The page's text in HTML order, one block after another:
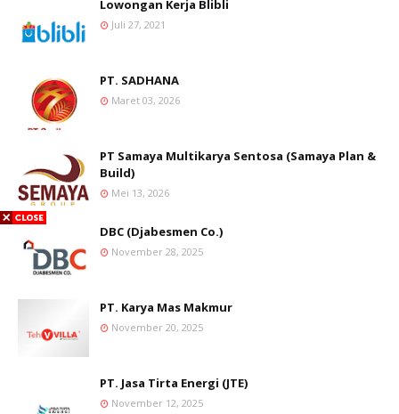
Lowongan Kerja Blibli
Juli 27, 2021
PT. SADHANA
Maret 03, 2026
PT Samaya Multikarya Sentosa (Samaya Plan &
Build)
Mei 13, 2026
DBC (Djabesmen Co.)
November 28, 2025
PT. Karya Mas Makmur
November 20, 2025
PT. Jasa Tirta Energi (JTE)
November 12, 2025